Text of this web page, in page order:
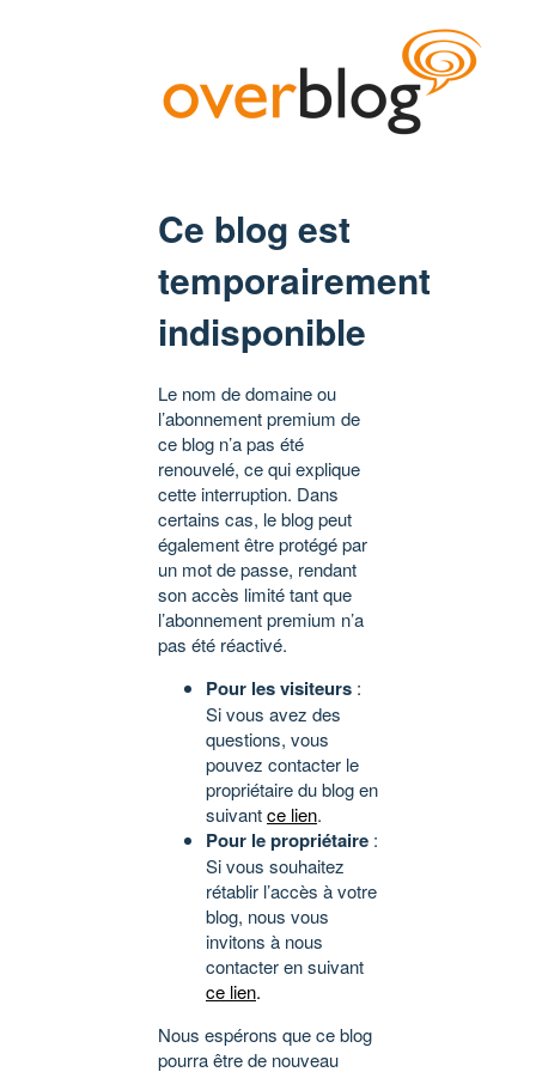
Ce blog est
temporairement
indisponible
Le nom de domaine ou
l’abonnement premium de
ce blog n’a pas été
renouvelé, ce qui explique
cette interruption. Dans
certains cas, le blog peut
également être protégé par
un mot de passe, rendant
son accès limité tant que
l’abonnement premium n’a
pas été réactivé.
Pour les visiteurs :
Si vous avez des
questions, vous
pouvez contacter le
propriétaire du blog en
suivantce lien.
Pour le propriétaire :
Si vous souhaitez
rétablir l’accès à votre
blog, nous vous
invitons à nous
contacter en suivant
ce lien.
Nous espérons que ce blog
pourra être de nouveau